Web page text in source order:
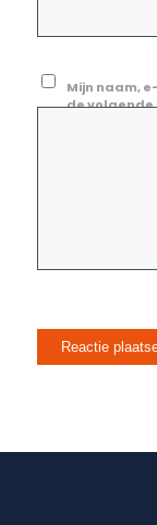
Mijn naam,
de volgende